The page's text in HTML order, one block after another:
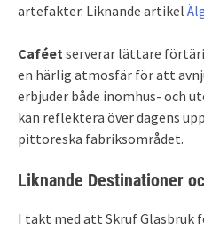
artefakter. Liknande artikel
Caféetserverar lättare
en härlig atmosfär för att
erbjuder både inomhus- och
kan reflektera över dagens
pittoreska fabriksområdet.
Liknande Destinationer
I takt med att Skruf Glasbruk